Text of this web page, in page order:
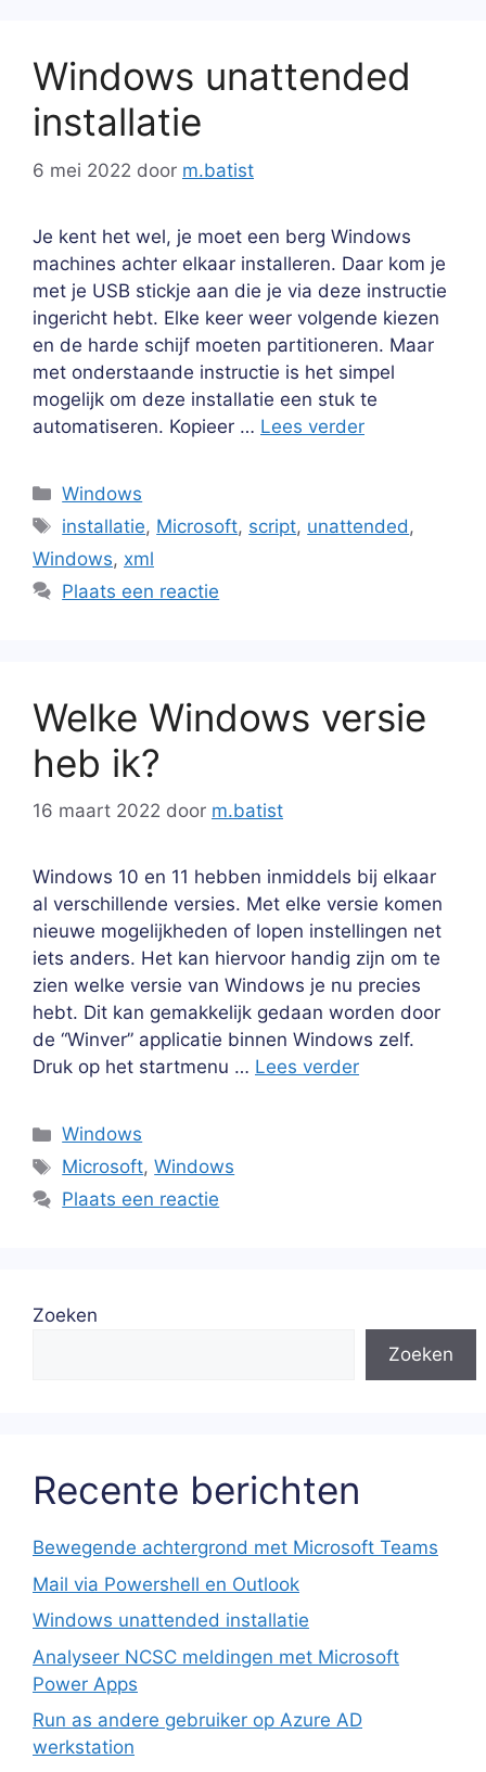
Windows unattended
installatie
6 mei 2022 door m.batist
Je kent het wel, je moet een berg Windows
machines achter elkaar installeren. Daar kom je
met je USB stickje aan die je via deze instructie
ingericht hebt. Elke keer weer volgende kiezen
en de harde schijf moeten partitioneren. Maar
met onderstaande instructie is het simpel
mogelijk om deze installatie een stuk te
automatiseren. Kopieer … Lees verder
Categorieën
Windows
Tags
installatie, Microsoft, script, unattended ,
Windows, xml
Plaats een reactie
Welke Windows versie
heb ik?
16 maart 2022 door m.batist
Windows 10 en 11 hebben inmiddels bij elkaar
al verschillende versies. Met elke versie komen
nieuwe mogelijkheden of lopen instellingen net
iets anders. Het kan hiervoor handig zijn om te
zien welke versie van Windows je nu precies
hebt. Dit kan gemakkelijk gedaan worden door
de “Winver” applicatie binnen Windows zelf.
Druk op het startmenu … Lees verder
Categorieën
Windows
Tags
Microsoft,Windows
Plaats een reactie
Zoeken
Zoeken
Recente berichten
Bewegende achtergrond met Microsoft Teams
Mail via Powershell en Outlook
Windows unattended installatie
Analyseer NCSC meldingen met Microsoft
Power Apps
Run as andere gebruiker op Azure AD
werkstation